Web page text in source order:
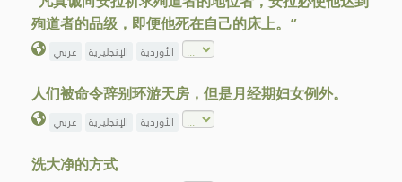
殉道者的品级，即便他死在自己的床上。”
عربي الإنجليزية الأوردية
人们被命令辞别环游天房，但是月经期妇女例外。
عربي الإنجليزية الأوردية
洗大净的方式